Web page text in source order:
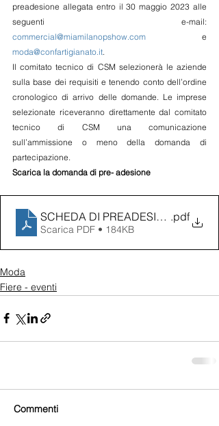
preadesione allegata entro il 30 maggio 2023 alle
commercial@miamilanopshow.com
moda@confartigianato.it
Il comitato tecnico di CSM selezionerà le aziende
sulla base dei requisiti e tenendo conto dell’ordine
cronologico di arrivo delle domande. Le imprese
selezionate riceveranno direttamente dal comitato
tecnico di CSM una comunicazione
sull’ammissione o meno della domanda di
partecipazione.
Scarica la domanda di pre- adesione
SCHEDA DI PREADESIONE A
.pdf
Scarica PDF • 184KB
Moda
Fiere - eventi
Commenti